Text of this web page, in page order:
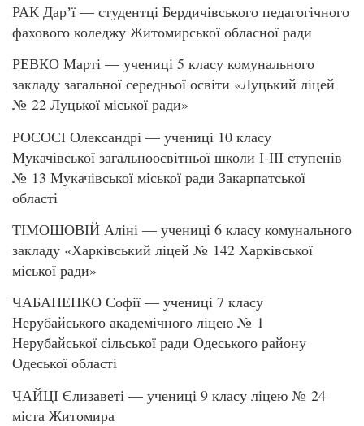
РАК Дарʼї — студентці Бердичівського педагогічного
фахового коледжу Житомирської обласної ради
РЕВКО Марті — учениці 5 класу комунального
закладу загальної середньої освіти «Луцький ліцей
№ 22 Луцької міської ради»
РОСОСІ Олександрі — учениці 10 класу
Мукачівської загальноосвітньої школи І-ІІІ ступенів
№ 13 Мукачівської міської ради Закарпатської
області
ТІМОШОВІЙ Аліні — учениці 6 класу комунального
закладу «Харківський ліцей № 142 Харківської
міської ради»
ЧАБАНЕНКО Софії — учениці 7 класу
Нерубайського академічного ліцею № 1
Нерубайської сільської ради Одеського району
Одеської області
ЧАЙЦІ Єлизаветі — учениці 9 класу ліцею № 24
міста Житомира